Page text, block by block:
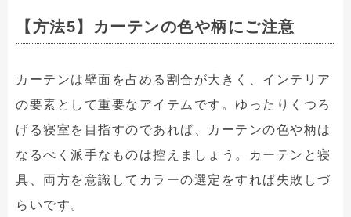
【方法5】カーテンの色や柄にご注意
カーテンは壁面を占める割合が大きく、インテリア
の要素として重要なアイテムです。ゆったりくつろ
げる寝室を目指すのであれば、カーテンの色や柄は
なるべく派手なものは控えましょう。カーテンと寝
具、両方を意識してカラーの選定をすれば失敗しづ
らいです。